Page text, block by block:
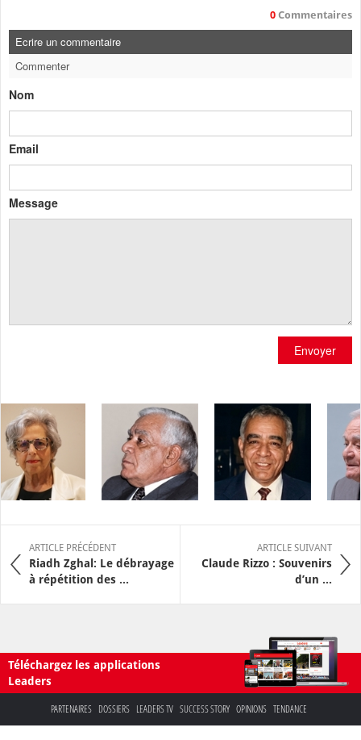
0 Commentaires
Ecrire un commentaire
Commenter
Nom
Email
Message
Envoyer
ARTICLE PRÉCÉDENT
Riadh Zghal: Le débrayage
à répétition des ...
ARTICLE SUIVANT
Claude Rizzo : Souvenirs
d’un ...
Téléchargez les applications
Leaders
PARTENAIRES DOSSIERS LEADERS TV SUCCESS STORY OPINIONS TENDANCE